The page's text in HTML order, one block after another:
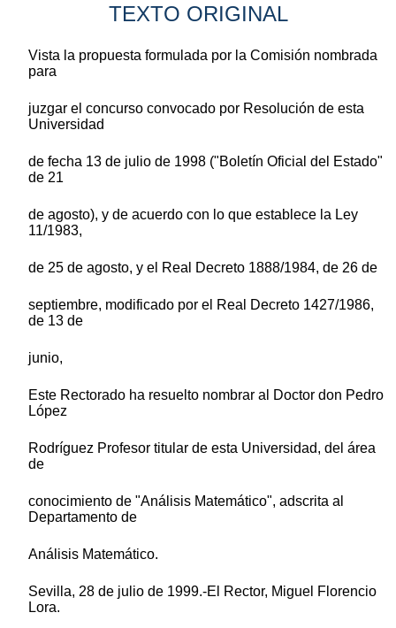
TEXTO ORIGINAL
Vista la propuesta formulada por la Comisión nombrada
para
juzgar el concurso convocado por Resolución de esta
Universidad
de fecha 13 de julio de 1998 ("Boletín Oficial del Estado"
de 21
de agosto), y de acuerdo con lo que establece la Ley
11/1983,
de 25 de agosto, y el Real Decreto 1888/1984, de 26 de
septiembre, modificado por el Real Decreto 1427/1986,
de 13 de
junio,
Este Rectorado ha resuelto nombrar al Doctor don Pedro
López
Rodríguez Profesor titular de esta Universidad, del área
de
conocimiento de "Análisis Matemático", adscrita al
Departamento de
Análisis Matemático.
Sevilla, 28 de julio de 1999.-El Rector, Miguel Florencio
Lora.